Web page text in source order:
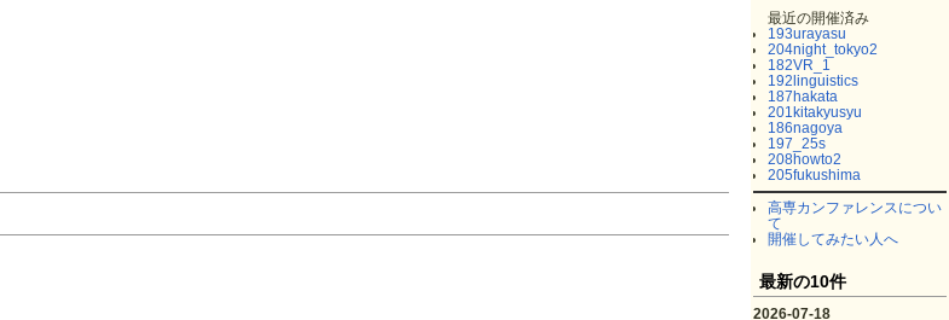
最近の開催済み
193urayasu
204night_tokyo2
182VR_1
192linguistics
187hakata
201kitakyusyu
186nagoya
197_25s
208howto2
205fukushima
高専カンファレンスについ
て
開催してみたい人へ
最新の10件
2026-07-18